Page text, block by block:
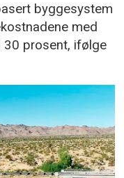
byggesystem
med
prosent, ifølge